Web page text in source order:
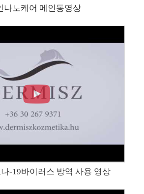
나노케어 메인동영상
-19바이러스 방역 사용 영상